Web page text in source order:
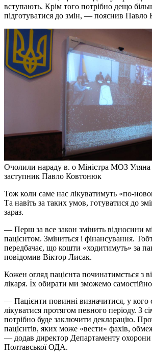
вступають. Крім того потрібно дещо
підготуватися до змін, — пояснив Павло
Очолили нараду в. о Міністра МОЗ Уляна
заступник Павло Ковтонюк
Тож коли саме нас лікуватимуть «по-
Та навіть за таких умов, готуватися до
зараз.
— Перш за все закон змінить відносини
пацієнтом. Зміниться і фінансування.
передбачає, що кошти «ходитимуть» за
повідомив Віктор Лисак.
Кожен огляд пацієнта починатимється з
лікаря. Їх обирати ми зможемо
— Пацієнти повинні визначитися, у кого
лікуватися протягом певного періоду. З
потрібно буде заключити декларацію.
пацієнтів, яких може «вести» фахів,
— додав директор Департаменту охорони
Полтавської ОДА.